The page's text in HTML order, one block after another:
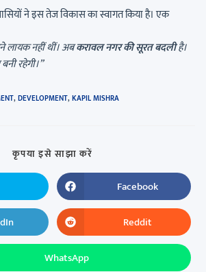
ने इस तेज विकास का स्वागत किया है। एक
लायक नहीं थीं। अबकरावल नगर की सूरत बदलीहै।
रहेगी।”
,DEVELOPMENT,KAPIL MISHRA
कृपया इसे साझा करें
Facebook
Reddit
WhatsApp